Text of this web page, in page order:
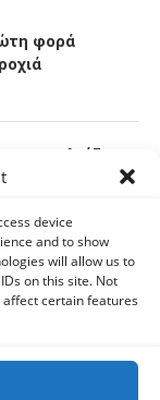
device
and to show
will allow us to
on this site. Not
certain features
φορά
«αγκαλιάζουν»
σε
μέτρα